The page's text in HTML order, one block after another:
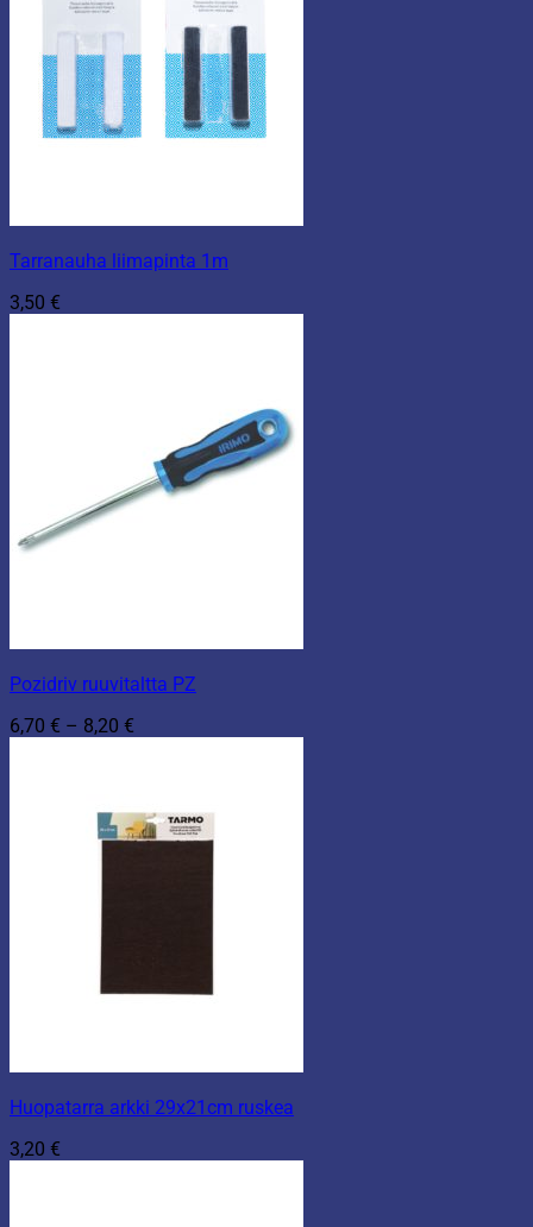
Tarranauha liimapinta 1m
3,50 €
Pozidriv ruuvitaltta PZ
6,70 € – 8,20 €
Huopatarra arkki 29x21cm ruskea
3,20 €